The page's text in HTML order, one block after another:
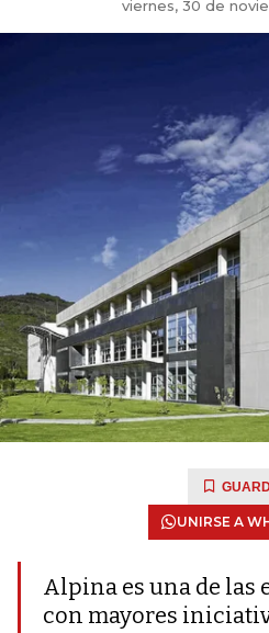
viernes, 30 de
UNIRSE A
Alpina es una de las
con mayores